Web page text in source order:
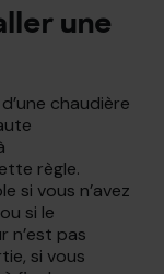
une
chaudière
règle.
si vous n’avez
si le
n’est pas
si vous